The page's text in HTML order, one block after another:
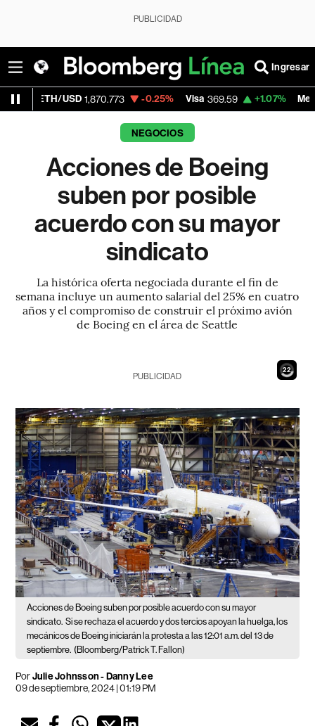
PUBLICIDAD
Ingresar
1,870.773 -0.25% Visa 369.59 +1.07% MercadoLibre
NEGOCIOS
Acciones de Boeing
suben por posible
acuerdo con su mayor
sindicato
La histórica oferta negociada durante el fin de
semana incluye un aumento salarial del 25% en cuatro
años y el compromiso de construir el próximo avión
de Boeing en el área de Seattle
20
PUBLICIDAD
Acciones de Boeing suben por posible acuerdo con su mayor
sindicato. Si se rechaza el acuerdo y dos tercios apoyan la huelga, los
mecánicos de Boeing iniciarán la protesta a las 12:01 a.m. del 13 de
septiembre. (Bloomberg/Patrick T. Fallon)
PorJulie Johnsson - Danny Lee
09 de septiembre, 2024 | 01:19 PM